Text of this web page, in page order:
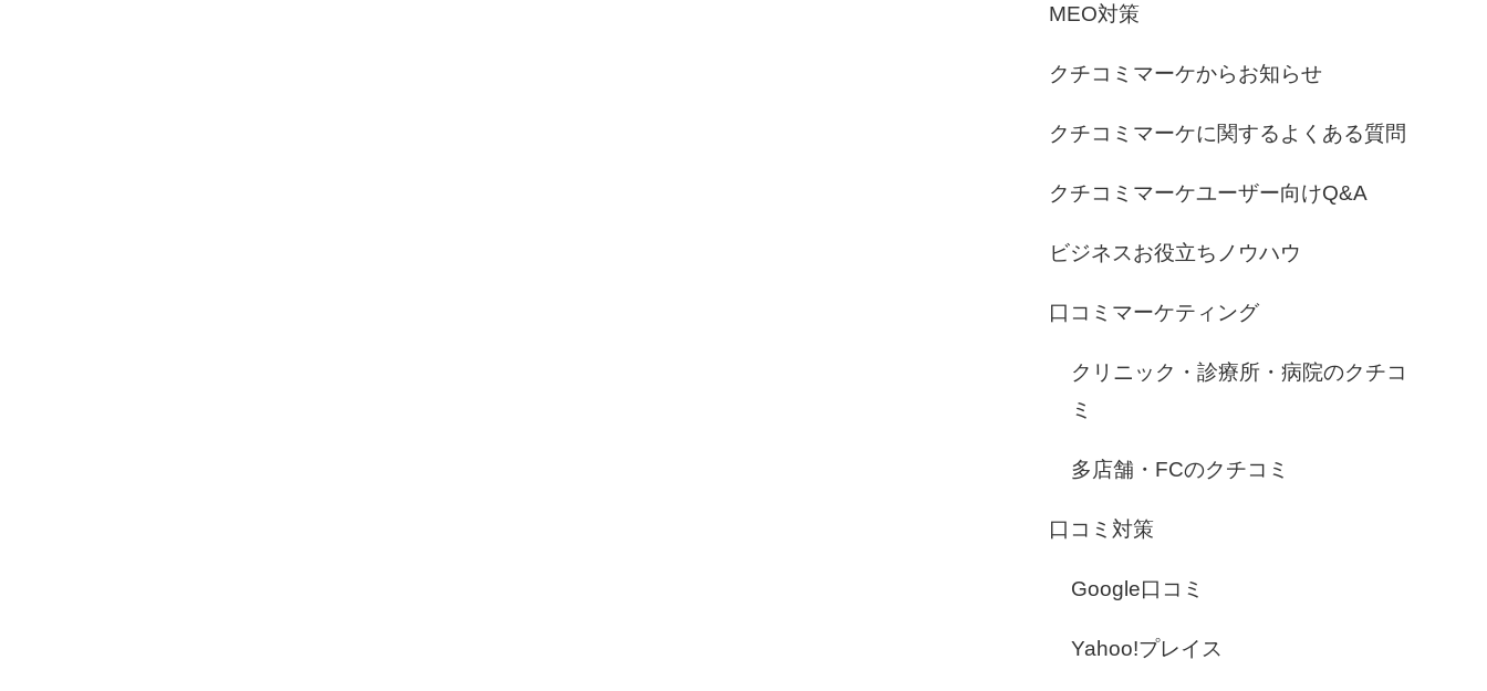
MEO対策
クチコミマーケからお知らせ
クチコミマーケに関するよくある質問
クチコミマーケユーザー向けQ&A
ビジネスお役立ちノウハウ
口コミマーケティング
クリニック・診療所・病院のクチコ
ミ
多店舗・FCのクチコミ
口コミ対策
Google口コミ
Yahoo!プレイス